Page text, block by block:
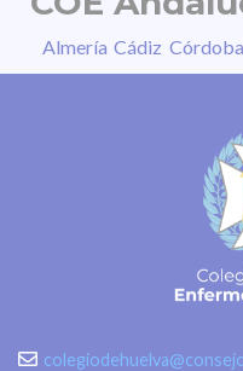
Almería Cádiz Córdoba